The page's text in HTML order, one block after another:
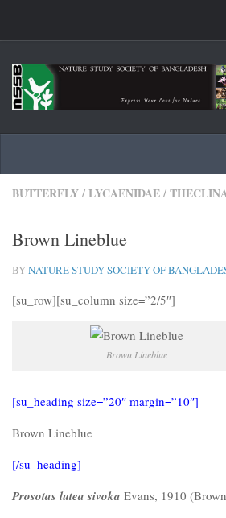
BUTTERFLY/LYCAENIDAE/
Brown Lineblue
BYNATURE STUDY SOCIETY OF
[su_row][su_column size=”2/5″]
Brown Lineblue
[su_heading size=”20″ margin=”10″]
Brown Lineblue
[/su_heading]
Prosotas lutea sivoka Evans, 1910